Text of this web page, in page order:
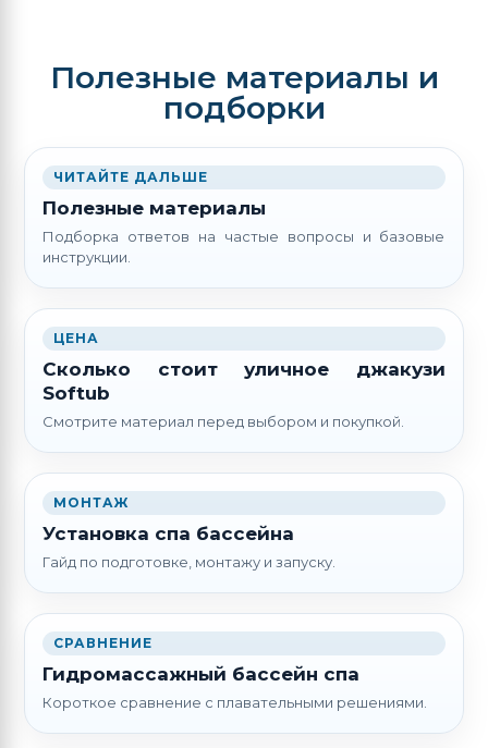
Полезные материалы и
подборки
ЧИТАЙТЕ ДАЛЬШЕ
Полезные материалы
Подборка ответов на частые вопросы и базовые
инструкции.
ЦЕНА
Сколько стоит уличное джакузи
Softub
Смотрите материал перед выбором и покупкой.
МОНТАЖ
Установка спа бассейна
Гайд по подготовке, монтажу и запуску.
СРАВНЕНИЕ
Гидромассажный бассейн спа
Короткое сравнение с плавательными решениями.